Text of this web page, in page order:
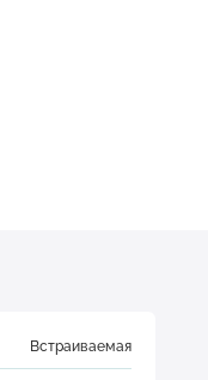
Встраиваемая